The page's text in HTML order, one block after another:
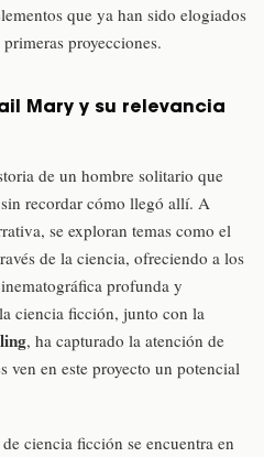
que ya han sido elogiados
proyecciones.
Mary y su relevancia
de un hombre solitario que
recordar cómo llegó allí. A
se exploran temas como el
de la ciencia, ofreciendo a los
profunda y
ciencia ficción, junto con la
, ha capturado la atención de
ven en este proyecto un potencial
ciencia ficción se encuentra en